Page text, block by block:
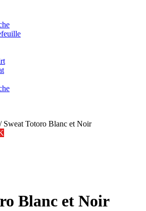
/ Sweat Totoro Blanc et Noir
Blanc et Noir